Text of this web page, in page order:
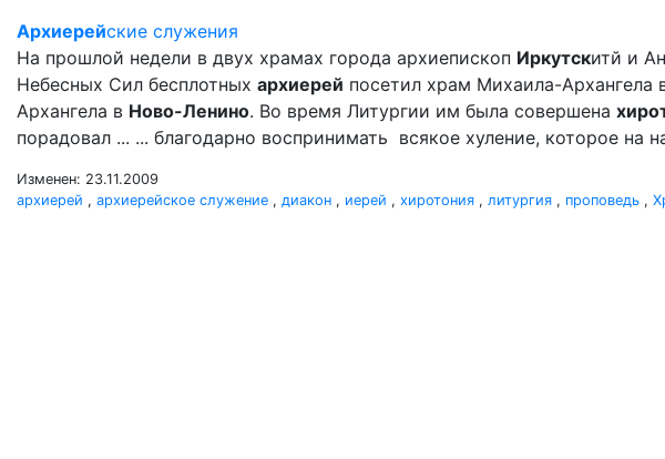
Архиерейские служения
На прошлой недели в двух храмах города архиепископ Иркутскитй и
Небесных Сил бесплотных архиерей посетил храм Михаила-Архангела
Архангела в Ново-Ленино. Во время Литургии им была совершена
порадовал ... ... благодарно воспринимать всякое хуление, которое на
Изменен: 23.11.2009
архиерей , архиерейское служение , диакон , иерей , хиротония , литургия , проповедь ,